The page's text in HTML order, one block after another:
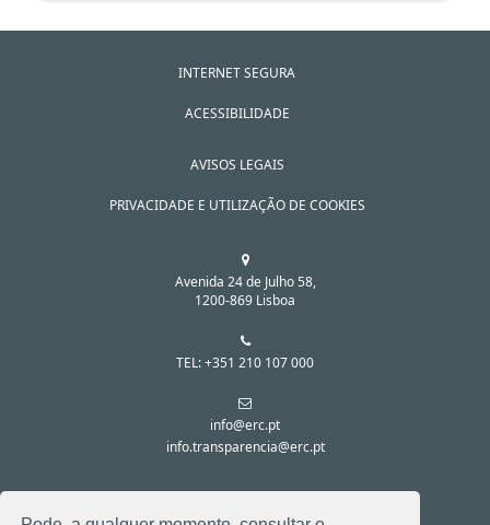
INTERNET SEGURA
ACESSIBILIDADE
AVISOS LEGAIS
PRIVACIDADE E UTILIZAÇÃO DE COOKIES
Avenida 24 de Julho 58,
1200-869 Lisboa
TEL: +351 210 107 000
info@erc.pt
info.transparencia@erc.pt